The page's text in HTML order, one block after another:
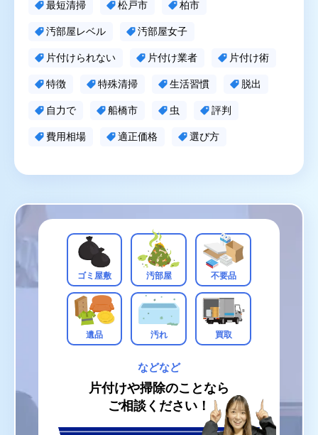
最短清掃 松戸市 柏市
汚部屋レベル 汚部屋女子
片付けられない 片付け業者 片付け術
特徴 特殊清掃 生活習慣 脱出
自力で 船橋市 虫 評判
費用相場 適正価格 選び方
ゴミ屋敷 汚部屋 不要品
遺品 汚れ 買取
などなど
片付けや掃除のことなら
ご相談ください！